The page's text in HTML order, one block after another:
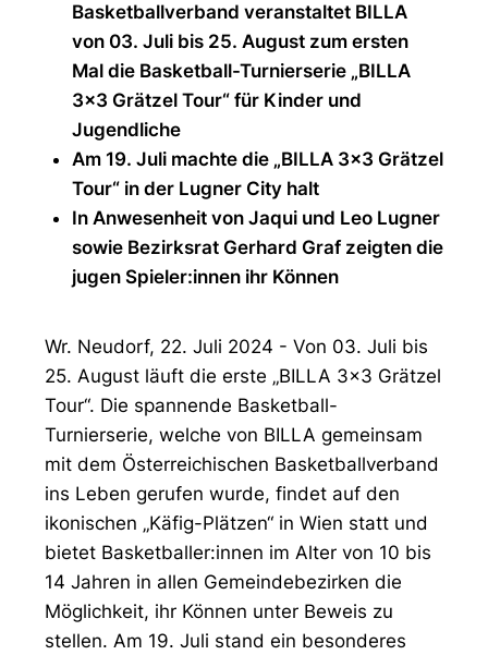
Basketballverband veranstaltet BILLA
von 03. Juli bis 25. August zum ersten
Mal die Basketball-Turnierserie „BILLA
3x3 Grätzel Tour“ für Kinder und
Jugendliche
Am 19. Juli machte die „BILLA 3x3 Grätzel
Tour“ in der Lugner City halt
In Anwesenheit von Jaqui und Leo Lugner
sowie Bezirksrat Gerhard Graf zeigten die
jugen Spieler:innen ihr Können
Wr. Neudorf, 22. Juli 2024 - Von 03. Juli bis
25. August läuft die erste „BILLA 3x3 Grätzel
Tour“. Die spannende Basketball-
Turnierserie, welche von BILLA gemeinsam
mit dem Österreichischen Basketballverband
ins Leben gerufen wurde, findet auf den
ikonischen „Käfig-Plätzen“ in Wien statt und
bietet Basketballer:innen im Alter von 10 bis
14 Jahren in allen Gemeindebezirken die
Möglichkeit, ihr Können unter Beweis zu
stellen. Am 19. Juli stand ein besonderes